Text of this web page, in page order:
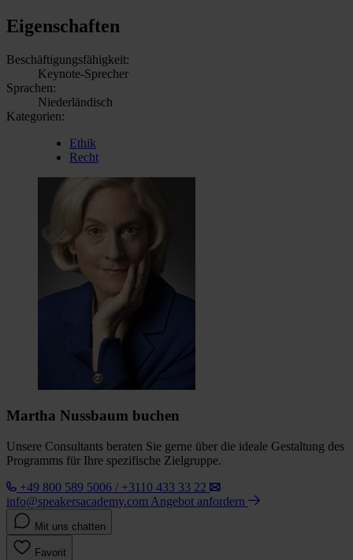
Eigenschaften
Beschäftigungsfähigkeit:
Keynote-Sprecher
Sprachen:
Niederländisch
Kategorien:
Ethik
Recht
Martha Nussbaum buchen
Unsere Consultants beraten Sie gerne über die ideale Gestaltung des
Programms für Ihre spezifische Zielgruppe.
+49 800 589 5006 / +3110 433 33 22
info@speakersacademy.com Angebot anfordern
Mit uns chatten
Favorit